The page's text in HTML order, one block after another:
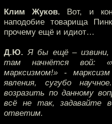
Клим Жуков. Вот, и
наподобие товарища
прочему ещё и идиот…
Д.Ю. Я бы ещё – извини,
там начнётся вой:
марксизмом!» -
явления, сугубо
возразить по данному
всё не так, задавайте
ответим.